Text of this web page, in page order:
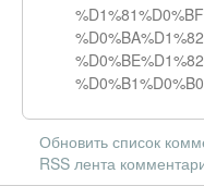
Обновить список
RSS лента